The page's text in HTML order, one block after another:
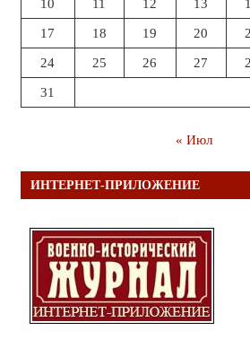
10 11 12 13
17 18 19 20
24 25 26 27
31
« Июл
ИНТЕРНЕТ-ПРИЛОЖЕНИЕ